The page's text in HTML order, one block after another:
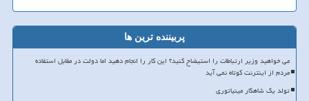
پربیننده ترین ها
می خواهید وزیر ارتباطات را استیضاح کنید؟ این کار را انجام دهید اما دولت در مقابل استفاده
مردم از اینترنت کوتاه نمی آید
تولد یک شاهکار مینیاتوری